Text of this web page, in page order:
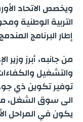
ويخصص الاتحاد
التربية الوطنية
إطار البرنامج
من جانبه، أبرز
والتشغيل
توفير تكوين ذي
الى سوق الشغل،
يكون في المراحل